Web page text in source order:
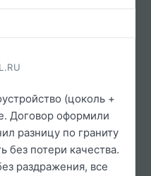
(цоколь +
Договор оформили
разницу по граниту
без потери качества.
раздражения, все